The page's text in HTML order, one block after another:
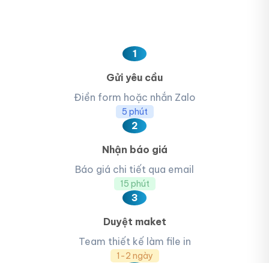
1
Gửi yêu cầu
Điền form hoặc nhắn Zalo
5 phút
2
Nhận báo giá
Báo giá chi tiết qua email
15 phút
3
Duyệt maket
Team thiết kế làm file in
1-2 ngày